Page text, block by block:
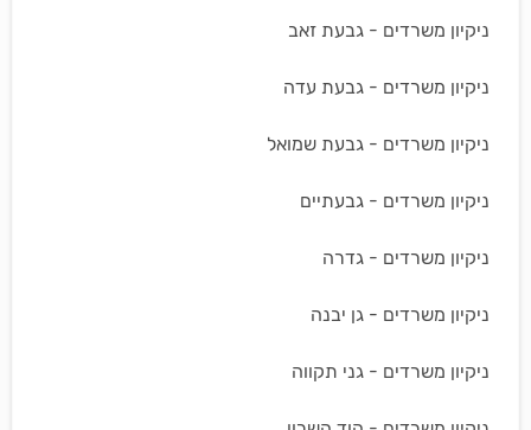
ניקיון משרדים - גבעת זאב
ניקיון משרדים - גבעת עדה
ניקיון משרדים - גבעת שמואל
ניקיון משרדים - גבעתיים
ניקיון משרדים - גדרה
ניקיון משרדים - גן יבנה
ניקיון משרדים - גני תקווה